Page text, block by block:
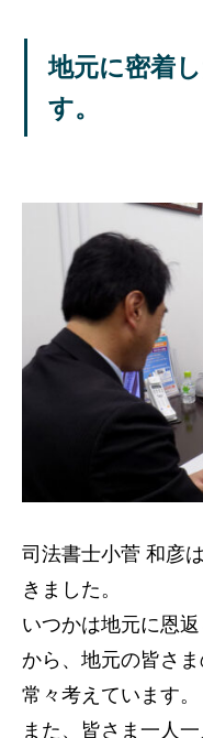
地元に密着
す。
司法書士小菅 和彦
きました。
いつかは地元に恩
から、地元の皆さ
常々考えています。
また、皆さま一人